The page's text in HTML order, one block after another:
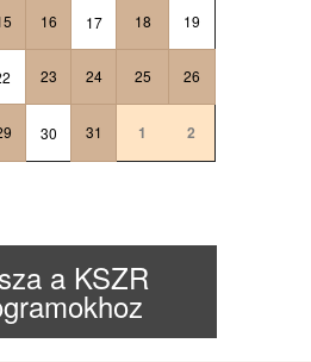
16 17 18 19
23 24 25 26
30 31 1 2
a KSZR